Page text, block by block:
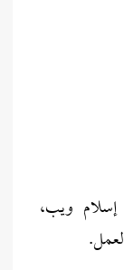
ويب،